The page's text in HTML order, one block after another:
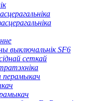
выключальнік SF6
сеткай